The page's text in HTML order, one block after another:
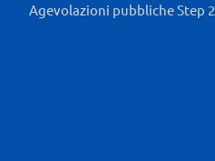
Agevolazioni pubbliche Step 2